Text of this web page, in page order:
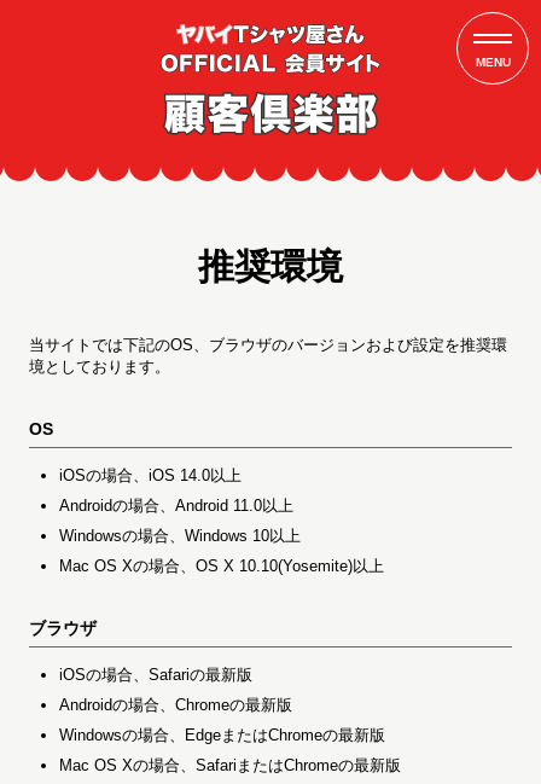
MENU
推奨環境
当サイトでは下記のOS、ブラウザのバージョンおよび設定を推奨環
境としております。
OS
iOSの場合、iOS 14.0以上
Androidの場合、Android 11.0以上
Windowsの場合、Windows 10以上
Mac OS Xの場合、OS X 10.10(Yosemite)以上
ブラウザ
iOSの場合、Safariの最新版
Androidの場合、Chromeの最新版
Windowsの場合、EdgeまたはChromeの最新版
Mac OS Xの場合、SafariまたはChromeの最新版